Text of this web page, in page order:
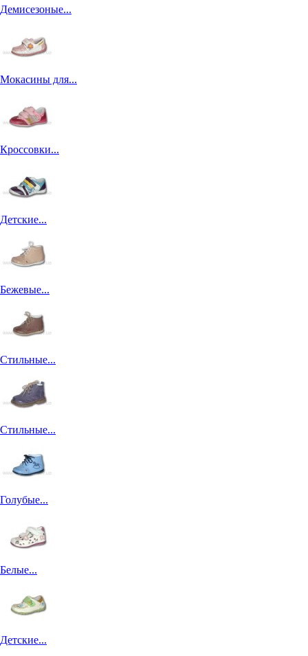
Демисезоные...
Мокасины для...
Кроссовки...
Детские...
Бежевые...
Стильные...
Стильные...
Голубые...
Белые...
Детские...